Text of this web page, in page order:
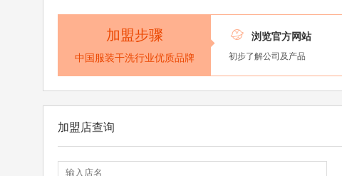
加盟步骤
中国服装干洗行业优质品牌
 浏览官方网站
初步了解公司及产品
加盟店查询